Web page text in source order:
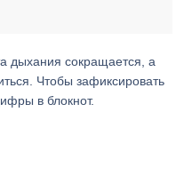
дыхания сокращается, а
Чтобы зафиксировать
в блокнот.